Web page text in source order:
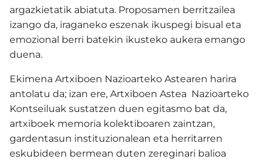
argazkietatik abiatuta. Proposamen berritzailea
izango da, iraganeko eszenak ikuspegi bisual eta
emozional berri batekin ikusteko aukera emango
duena.
Ekimena Artxiboen Nazioarteko Astearen harira
antolatu da; izan ere, Artxiboen Astea Nazioarteko
Kontseiluak sustatzen duen egitasmo bat da,
artxiboek memoria kolektiboaren zaintzan,
gardentasun instituzionalean eta herritarren
eskubideen bermean duten zereginari balioa